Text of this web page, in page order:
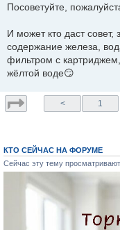
о
е
н
и
е
Посоветуйте,
И может кто даст
содержание железа,
фильтром с
жёлтой воде😏
< 1
КТО СЕЙЧАС НА ФОРУМЕ
Сейчас эту тему